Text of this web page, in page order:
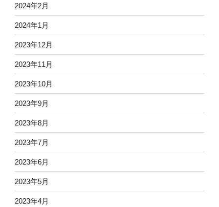
2024年2月
2024年1月
2023年12月
2023年11月
2023年10月
2023年9月
2023年8月
2023年7月
2023年6月
2023年5月
2023年4月